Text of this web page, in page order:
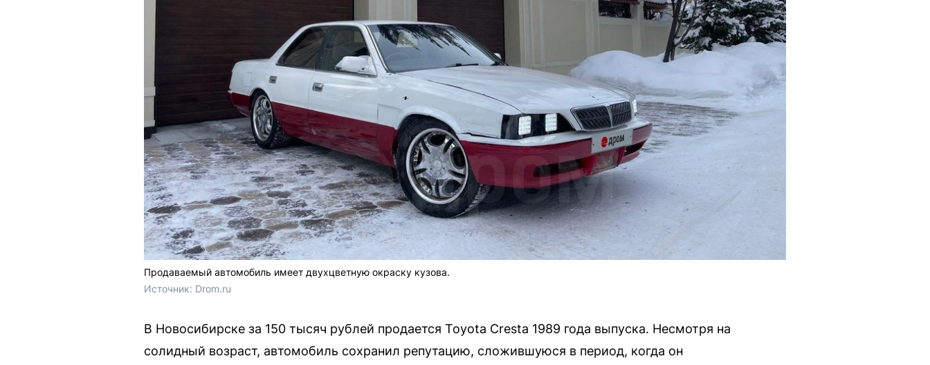
Продаваемый автомобиль имеет двухцветную окраску кузова.
Источник: Drom.ru
В Новосибирске за 150 тысяч рублей продается Toyota Cresta 1989 года выпуска. Несмотря на
солидный возраст, автомобиль сохранил репутацию, сложившуюся в период, когда он